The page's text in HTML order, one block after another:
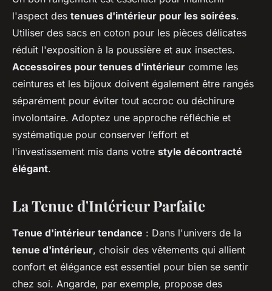
l'aspect des tenues d'intérieur pour les soirées.
Utiliser des sacs en coton pour les pièces délicates
réduit l'exposition à la poussière et aux insectes.
Accessoires pour tenues d'intérieur comme les
ceintures et les bijoux doivent également être rangés
séparément pour éviter tout accroc ou déchirure
involontaire. Adoptez une approche réfléchie et
systématique pour conserver l’effort et
l'investissement mis dans votre style décontracté
élégant.
La Tenue d'Intérieur Parfaite
Tenue d'intérieur tendance : Dans l'univers de la
tenue d'intérieur, choisir des vêtements qui allient
confort et élégance est essentiel pour bien se sentir
chez soi. Angarde, par exemple, propose des